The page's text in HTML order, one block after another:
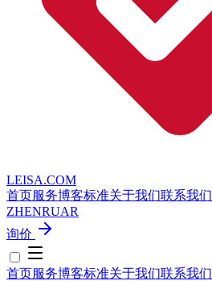
LEISA.COM
首页服务博客标准关于我们联系我们
ZHENRUAR
询价
首页服务博客标准关于我们联系我们